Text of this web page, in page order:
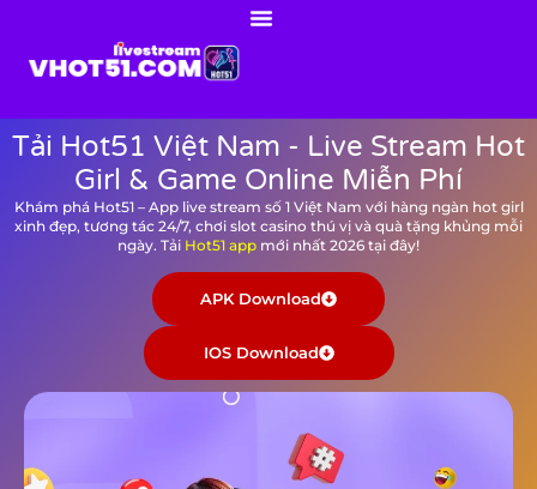
Tải Hot51 Việt Nam - Live Stream Hot
Girl & Game Online Miễn Phí
Khám phá Hot51 – App live stream số 1 Việt Nam với hàng ngàn hot girl
xinh đẹp, tương tác 24/7, chơi slot casino thú vị và quà tặng khủng mỗi
ngày. Tải Hot51 app mới nhất 2026 tại đây!
APK Download
IOS Download